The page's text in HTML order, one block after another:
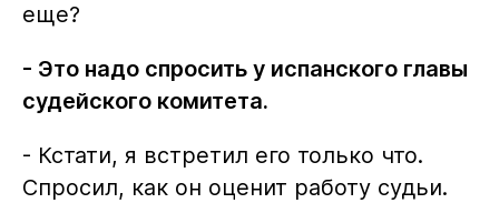
еще?
- Это надо спросить у испанского главы
судейского комитета.
- Кстати, я встретил его только что.
Спросил, как он оценит работу судьи.